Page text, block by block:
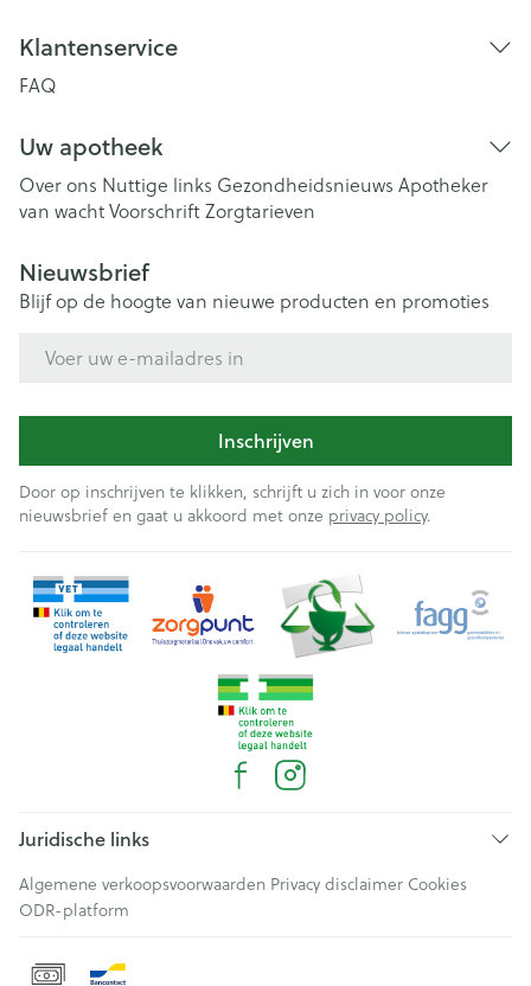
Klantenservice
FAQ
Uw apotheek
Over ons Nuttige links Gezondheidsnieuws Apotheker
van wachtVoorschriftZorgtarieven
Nieuwsbrief
Blijf op de hoogte van nieuwe producten en promoties
Inschrijven
Door op inschrijven te klikken, schrijft u zich in voor onze
nieuwsbrief en gaat u akkoord met onze privacy policy.
Juridische links
Algemene verkoopsvoorwaarden Privacy disclaimer Cookies
ODR-platform